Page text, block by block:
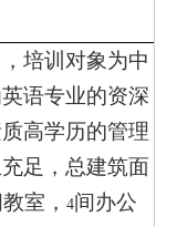
培训对象为中
语专业的资深
高学历的管理
足，总建筑面
室， 4间办公